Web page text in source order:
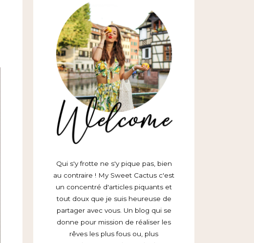
Qui s'y frotte ne s'y pique pas, bien
au contraire ! My Sweet Cactus c'est
un concentré d'articles piquants et
tout doux que je suis heureuse de
partager avec vous. Un blog qui se
donne pour mission de réaliser les
rêves les plus fous ou, plus